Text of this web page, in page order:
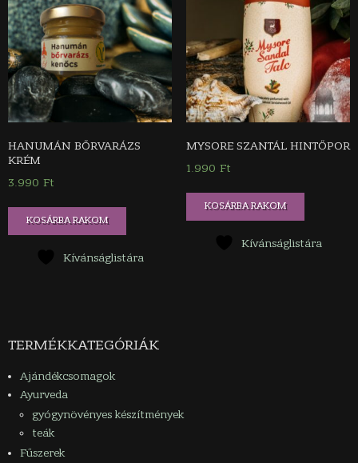
a
termékoldalon
választhatók
ki
HANUMÁN BŐRVARÁZS
KRÉM
3.990 Ft
KOSÁRBA RAKOM
Kívánságlistára
MYSORE SZANTÁL HINTŐPOR
1.990 Ft
KOSÁRBA RAKOM
Kívánságlistára
TERMÉKKATEGÓRIÁK
Ajándékcsomagok
Ayurveda
gyógynövényes készítmények
teák
Fűszerek